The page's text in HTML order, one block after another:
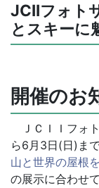
JCIIフォト
とスキーに
開催のお
ＪＣＩＩフォ
ら6月3日(日)ま
山と世界の屋根
の展示に合わせ